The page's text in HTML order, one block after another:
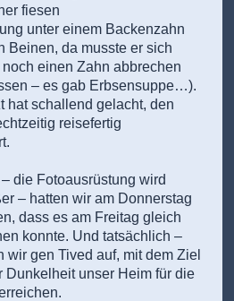
fiesen
unter einem Backenzahn
Beinen, da musste er sich
einen Zahn abbrechen
– es gab Erbsensuppe…).
hat schallend gelacht, den
reisefertig
die Fotoausrüstung wird
– hatten wir am Donnerstag
dass es am Freitag gleich
konnte. Und tatsächlich –
wir gen Tived auf, mit dem Ziel
Dunkelheit unser Heim für die